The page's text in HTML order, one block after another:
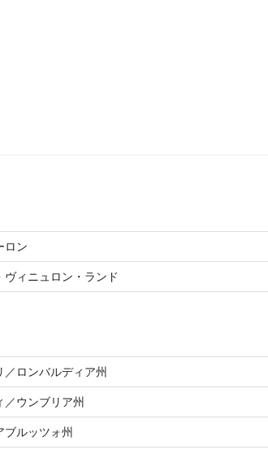
ロン
ヴィニュロン・ランド
／ロンバルディア州
／ウンブリア州
ブルッツォ州